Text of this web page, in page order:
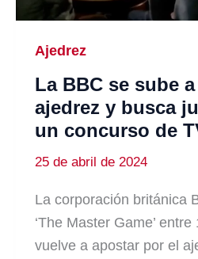
Ajedrez
La BBC se sube
ajedrez y busca
un concurso de
25 de abril de 2024
La corporación británica
‘The Master Game’
vuelve a apostar por el